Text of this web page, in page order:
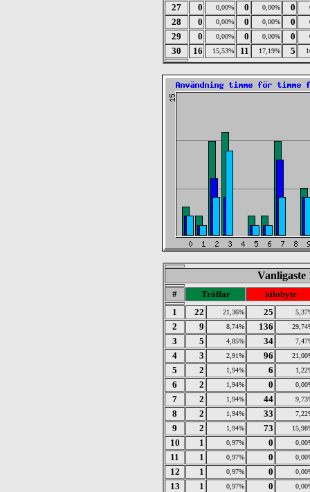
27 0 0,00% 0 0,00% 0
28 0 0,00% 0 0,00% 0
29 0 0,00% 0 0,00% 0
30 16 15,53% 11 17,19% 5
# Träffar
kilobyte
1
22 21,36% 25
2 9 8,74% 136
3 5 4,85% 34
4 3 2,91% 96
5 2 1,94% 6
6 2 1,94% 0
7 2 1,94% 44
8 2 1,94% 33
9 2 1,94% 73
10 1 0,97% 0
11 1 0,97% 0
12 1 0,97% 0
13 1 0,97% 0